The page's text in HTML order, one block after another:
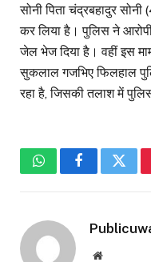
सोनी पिता चंद्रबहादुर सोनी
कर लिया है। पुलिस ने
जेल भेज दिया है। वहीं इस
सुकलाल गजभिए फिलहाल
रहा है, जिसकी तलाश में
WhatsAppFacebook
Website